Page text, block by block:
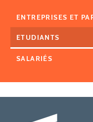
ENTREPRISES ET
ETUDIANTS
SALARIÉS